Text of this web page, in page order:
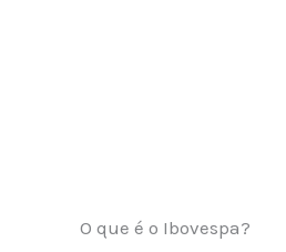
O que é o Ibovespa?